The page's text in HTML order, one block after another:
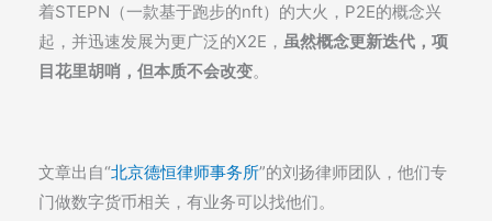
着STEPN（一款基于跑步的nft）的大火，P2E的概念兴
起，并迅速发展为更广泛的X2E， 虽然概念更新迭代，项
目花里胡哨，但本质不会改变。
文章出自“北京德恒律师事务所”的刘扬律师团队，他们专
门做数字货币相关，有业务可以找他们。